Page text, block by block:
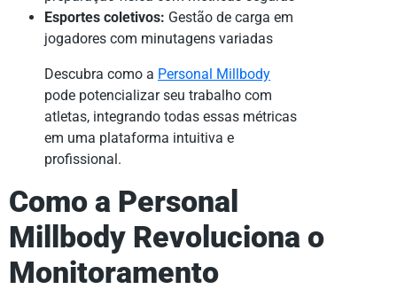
Esportes coletivos: Gestão de carga em
jogadores com minutagens variadas
Descubra como a Personal Millbody
pode potencializar seu trabalho com
atletas, integrando todas essas métricas
em uma plataforma intuitiva e
profissional.
Como a Personal
Millbody Revoluciona o
Monitoramento